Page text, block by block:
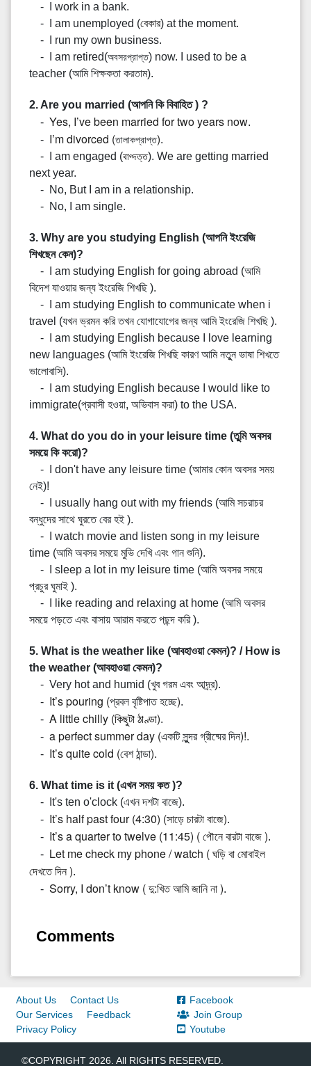
- I work in a bank.
- I am unemployed (বেকার) at the moment.
- I run my own business.
- I am retired(অবসরপ্রাপ্ত) now. I used to be a
teacher (আমি শিক্ষকতা করতাম).
2. Are you married (আপনি কি বিবাহিত ) ?
- Yes, I’ve been married for two years now.
- I’m divorced (তালাকপ্রাপ্ত).
- I am engaged (বাগ্দত্ত). We are getting married
next year.
- No, But I am in a relationship.
- No, I am single.
3. Why are you studying English (আপনি ইংরেজি
শিখছেন কেন)?
- I am studying English for going abroad (আমি
বিদেশ যাওয়ার জন্য ইংরেজি শিখছি ).
- I am studying English to communicate when i
travel (যখন ভ্রমন করি তখন যোগাযোগের জন্য আমি ইংরেজি শিখছি ).
- I am studying English because I love learning
new languages (আমি ইংরেজি শিখছি কারণ আমি নতুুন ভাষা শিখতে
ভালোবাসি).
- I am studying English because I would like to
immigrate(প্রবাসী হওয়া, অভিবাস করা) to the USA.
4. What do you do in your leisure time (তুুমি অবসর
সময়ে কি করো)?
- I don't have any leisure time (আমার কোন অবসর সময়
নেই)!
- I usually hang out with my friends (আমি সচরাচর
বন্ধুদের সাথে ঘুরতে বের হই ).
- I watch movie and listen song in my leisure
time (আমি অবসর সময়ে মুভি দেখি এবং গান শুনি).
- I sleep a lot in my leisure time (আমি অবসর সময়ে
প্রচুর ঘুমাই ).
- I like reading and relaxing at home (আমি অবসর
সময়ে পড়তে এবং বাসায় আরাম করতে পছন্দ করি ).
5. What is the weather like (আবহাওয়া কেমন)? / How is
the weather (আবহাওয়া কেমন)?
- Very hot and humid (খুব গরম এবং আদ্র্র).
- It’s pouring (প্রবল বৃষ্টিপাত হচ্ছে).
- A little chilly (কিছুটা ঠাণ্ডা).
- a perfect summer day (একটি সুু্ন্দর গ্রীষ্মের দিন)!.
- It’s quite cold (বেশ ঠান্ডা).
6. What time is it (এখন সময় কত )?
- It's ten o'clock (এখন দশটা বাজে).
- It’s half past four (4:30) (সাড়ে চারটা বাজে).
- It’s a quarter to twelve (11:45) ( পৌনে বারটা বাজে ).
- Let me check my phone / watch ( ঘড়ি বা মোবাইল
দেখতে দিন ).
- Sorry, I don’t know ( দু:খিত আমি জানি না ).
Comments
About Us
Contact Us
Our Services
Feedback
Privacy Policy
Facebook
Join Group
Youtube
©COPYRIGHT 2026. All RIGHTS RESERVED.